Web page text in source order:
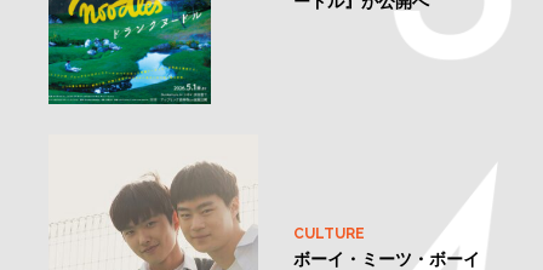
「HIV検査」を
CULTURE